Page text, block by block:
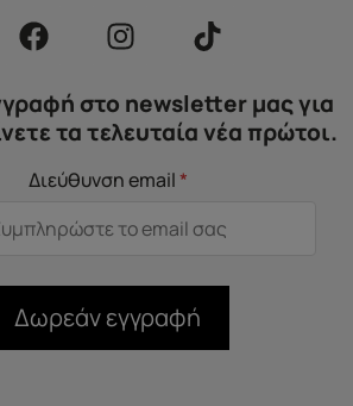
στο newsletter μας για
τα τελευταία νέα πρώτοι.
Διεύθυνση email*
Δωρεάν εγγραφή